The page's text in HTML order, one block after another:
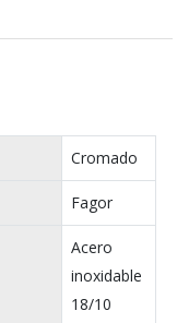
Cromado
Fagor
Acero
inoxidable
18/10